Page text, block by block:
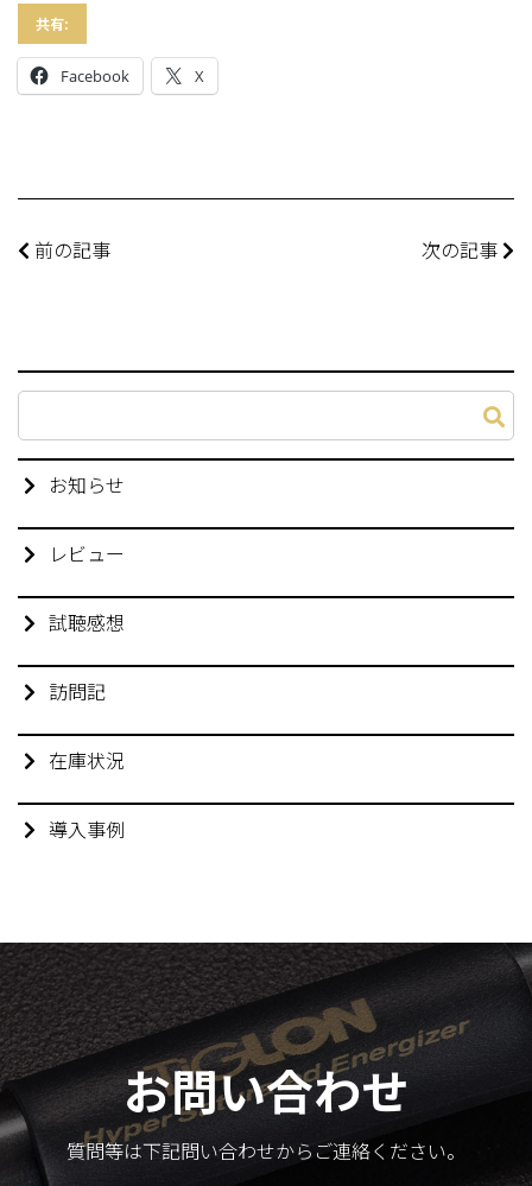
共有:
Facebook X
前の記事 次の記事
お知らせ
レビュー
試聴感想
訪問記
在庫状況
導入事例
お問い合わせ
質問等は下記問い合わせからご連絡ください。